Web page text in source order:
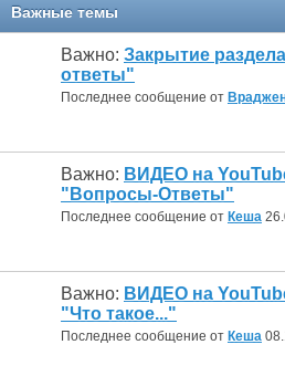
Важные темы
Важно: Закрытие
ответы"
Последнее сообщение от
Важно: ВИДЕО на
"Вопросы-Ответы"
Последнее сообщение от Кеша
Важно: ВИДЕО на
"Что такое..."
Последнее сообщение от Кеша